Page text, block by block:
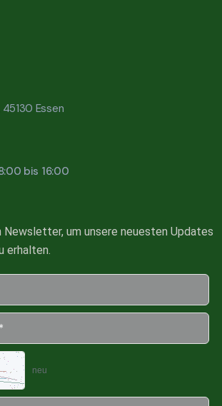
45130 Essen
bis 16:00
Newsletter, um unsere neuesten Updates
erhalten.
neu